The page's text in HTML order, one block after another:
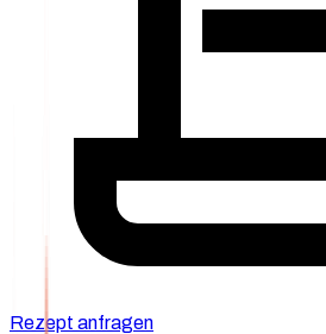
Rezept anfragen